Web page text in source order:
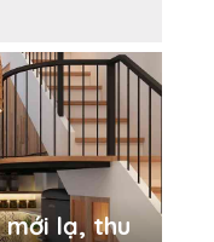
mới lạ, thu